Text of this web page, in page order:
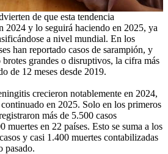
de que esta tendencia
2024 y lo seguirá haciendo en 2025, ya
a nivel mundial. En los
han reportado casos de sarampión, y
grandes o disruptivos, la cifra más
de 12 meses desde 2019.
crecieron notablemente en 2024,
en 2025. Solo en los primeros
más de 5.500 casos
muertes en 22 países. Esto se suma a los
y casi 1.400 muertes contabilizadas
pasado.